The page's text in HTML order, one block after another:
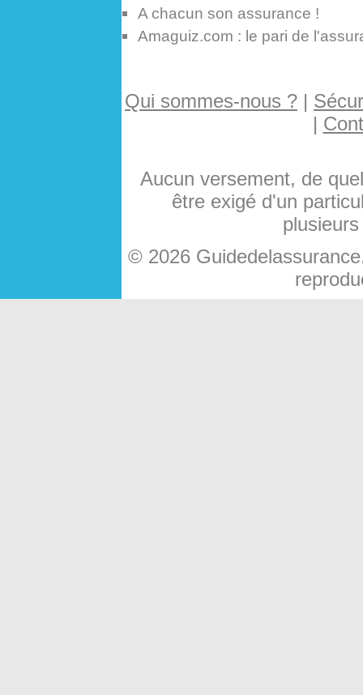
A chacun son assurance !
Amaguiz.com : le pari de
Qui sommes-nous ? |
|
Aucun versement, de
être exigé d'un
© 2026